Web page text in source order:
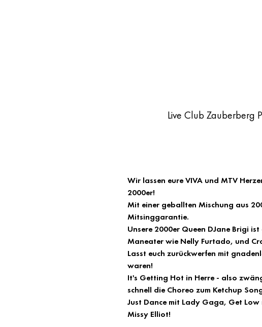
Live Club Zauberberg
Wir lassen eure VIVA und MTV
2000er!
Mit einer geballten Mischung aus
Mitsinggarantie.
Unsere 2000er Queen DJane Brigi
Maneater wie Nelly Furtado, und
Lasst euch zurückwerfen mit
waren!
It's Getting Hot in Herre - also
schnell die Choreo zum Ketchup
Just Dance mit Lady Gaga, Get
Missy Elliot!